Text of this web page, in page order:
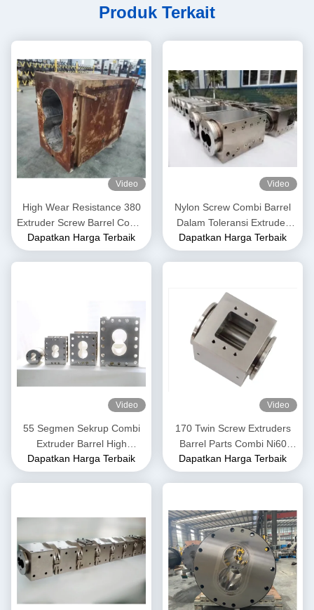
Produk Terkait
Video
High Wear Resistance 380
Extruder Screw Barrel Combi
Barrel Untuk Petrokimia
Dapatkan Harga Terbaik
Video
Nylon Screw Combi Barrel
Dalam Toleransi Extruder
0.02mm Untuk Mesin
Ekstrusi Plastik
Dapatkan Harga Terbaik
Video
55 Segmen Sekrup Combi
Extruder Barrel High
Abrasive Resistance Stabil
Untuk Industri Pangan
Dapatkan Harga Terbaik
Video
170 Twin Screw Extruders
Barrel Parts Combi Ni60
Nickel Base Alloy Kekuatan
Tinggi
Dapatkan Harga Terbaik